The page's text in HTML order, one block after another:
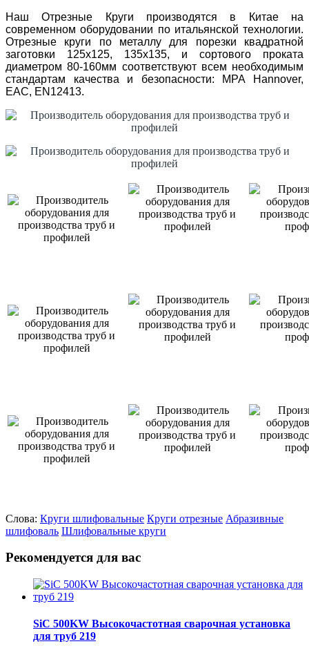
Наш Отрезные Круги производятся в Китае на
современном оборудовании по итальянской технологии.
Отрезные круги по металлу для порезки квадратной
заготовки 125х125, 135х135, и сортового проката
диаметром 80-160мм соответствуют всем необходимым
стандартам качества и безопасности: MPA Hannover,
EAC, EN12413.
Слова: Круги шлифовальные Круги отрезные Абразивные
шлифоваль Шлифовальные круги
Рекомендуется для вас
SiC 500KW Высокочастотная сварочная установка
для труб 219